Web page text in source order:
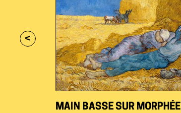
<
MAIN BASSE SUR MORPHÉE